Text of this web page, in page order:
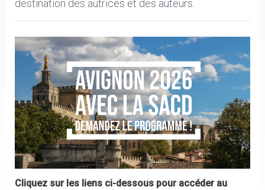
destination des autrices et des auteurs.
Cliquez sur les liens ci-dessous pour accéder au